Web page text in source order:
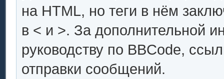
на HTML, но теги в нём
в < и >. За дополнительной
руководству по BBCode,
отправки сообщений.